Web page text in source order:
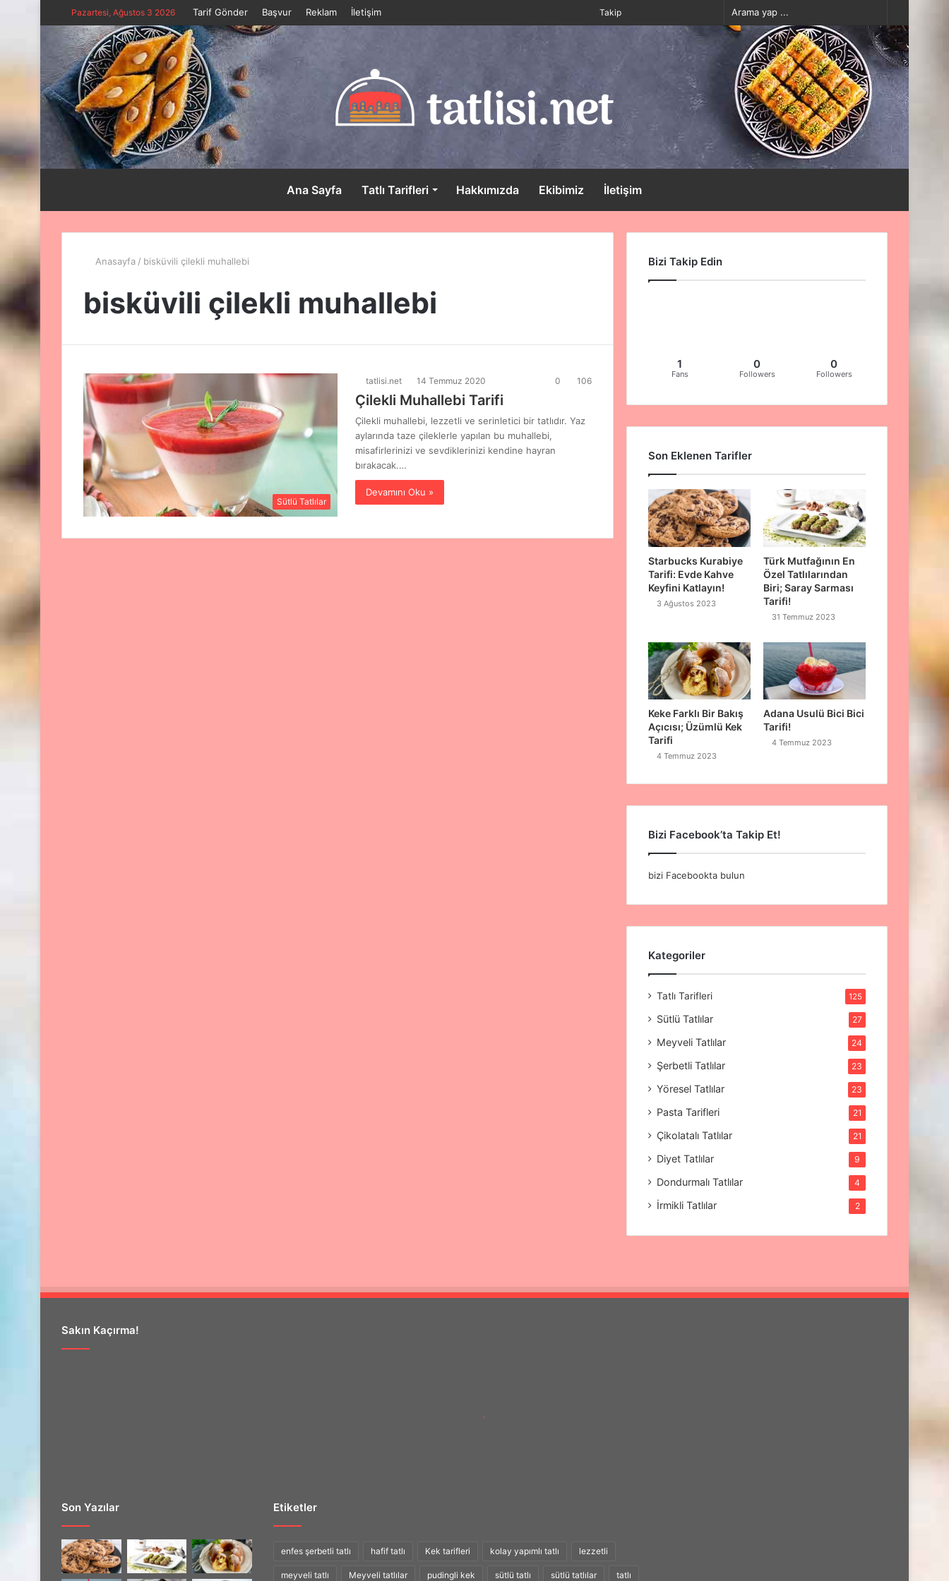
Pazartesi, Ağustos 3 2026 Tarif Gönder Başvur Reklam İletişim
yap
...
görünümü
değiştir
Bölmesi
Makale
Takip
Ana Sayfa Tatlı Tarifleri Hakkımızda Ekibimiz İletişim
yap
Anasayfa / bisküvili çilekli muhallebi
bisküvili çilekli muhallebi
Sütlü Tatlılar
tatlisi.net 14 Temmuz 2020 0 106
Çilekli Muhallebi Tarifi
Çilekli muhallebi, lezzetli ve serinletici bir tatlıdır. Yaz
aylarında taze çileklerle yapılan bu muhallebi,
misafirlerinizi ve sevdiklerinizi kendine hayran
bırakacak.…
Devamını Oku »
Bizi Takip Edin
1
Fans
0
Followers
0
Followers
Son Eklenen Tarifler
Starbucks Kurabiye
Tarifi: Evde Kahve
Keyfini Katlayın!
3 Ağustos 2023
Türk Mutfağının En
Özel Tatlılarından
Biri; Saray Sarması
Tarifi!
31 Temmuz 2023
Keke Farklı Bir Bakış
Açıcısı; Üzümlü Kek
Tarifi
4 Temmuz 2023
Adana Usulü Bici Bici
Tarifi!
4 Temmuz 2023
Bizi Facebook’ta Takip Et!
bizi Facebookta bulun
Kategoriler
Tatlı Tarifleri 125
Sütlü Tatlılar 27
Meyveli Tatlılar 24
Şerbetli Tatlılar 23
Yöresel Tatlılar 23
Pasta Tarifleri 21
Çikolatalı Tatlılar 21
Diyet Tatlılar 9
Dondurmalı Tatlılar 4
İrmikli Tatlılar 2
Sakın Kaçırma!
Son Yazılar Etiketler
enfes şerbetli tatlı hafif tatlı Kek tarifleri kolay yapımlı tatlı lezzetli
meyveli tatlı Meyveli tatlılar pudingli kek sütlü tatlı sütlü tatlılar tatlı